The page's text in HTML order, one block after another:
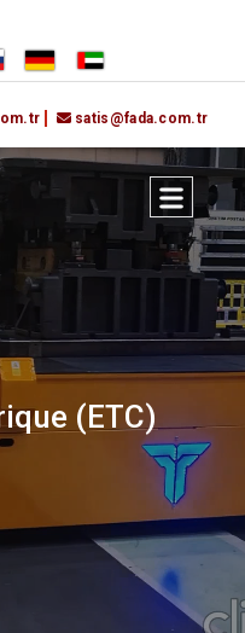
satis@fada.com.tr
(ETC)